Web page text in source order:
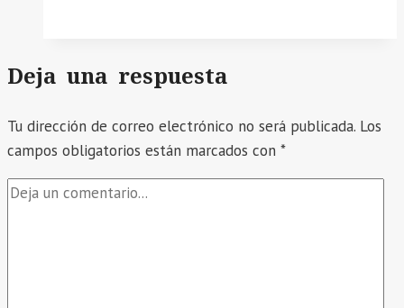
PUBLICACIÓN
DE
PLAZAS
PARA
Deja una respuesta
Tu dirección de correo electrónico no será publicada. Los
campos obligatorios están marcados con *